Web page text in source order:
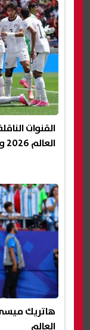
القنوات
العالم 2026 وموعد المواجهة المرتقبة
هاتريك
العالم